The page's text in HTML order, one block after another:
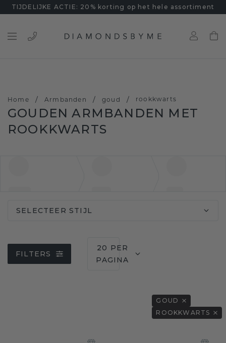
TIJDELIJKE ACTIE: 20% korting op het hele assortiment
Home / Armbanden / goud / rookkwarts
GOUDEN ARMBANDEN MET
ROOKKWARTS
SELECTEER STIJL
FILTERS
20 PER
PAGINA
GOUD
ROOKKWARTS